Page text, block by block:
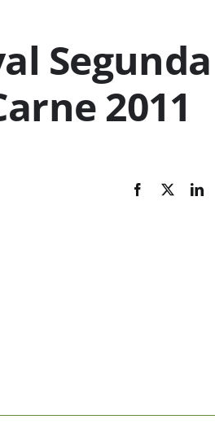
Segunda
2011